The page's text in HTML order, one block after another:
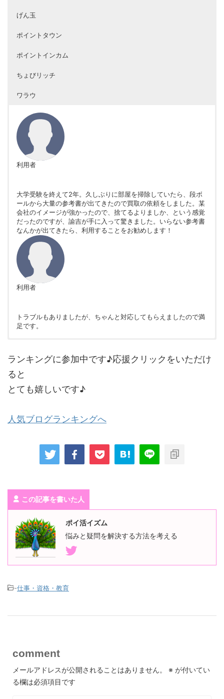
げん玉
ポイントタウン
ポイントインカム
ちょびリッチ
ワラウ
利用者
大学受験を終えて2年。久しぶりに部屋を掃除していたら、段ボ
ールから大量の参考書が出てきたので買取の依頼をしました。某
会社のイメージが強かったので、捨てるよりましか、という感覚
だったのですが、諭吉が手に入って驚きました。いらない参考書
なんかが出てきたら、利用することをお勧めします！
利用者
トラブルもありましたが、ちゃんと対応してもらえましたので満
足です。
ランキングに参加中です♪応援クリックをいただけ
ると
とても嬉しいです♪
人気ブログランキングへ
この記事を書いた人
ポイ活イズム
悩みと疑問を解決する方法を考える
-仕事・資格・教育
comment
メールアドレスが公開されることはありません。 ※ が付いてい
る欄は必須項目です